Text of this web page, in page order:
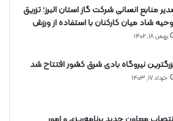
منابع انسانی شرکت گاز استان البرز؛ تزریق
شاد میان کارکنان با استفاده از ورزش
بهمن ۱۸, ۱۴۰۲
نیروگاه بادی شرق کشور افتتاح شد
خرداد ۱۷, ۱۴۰۳